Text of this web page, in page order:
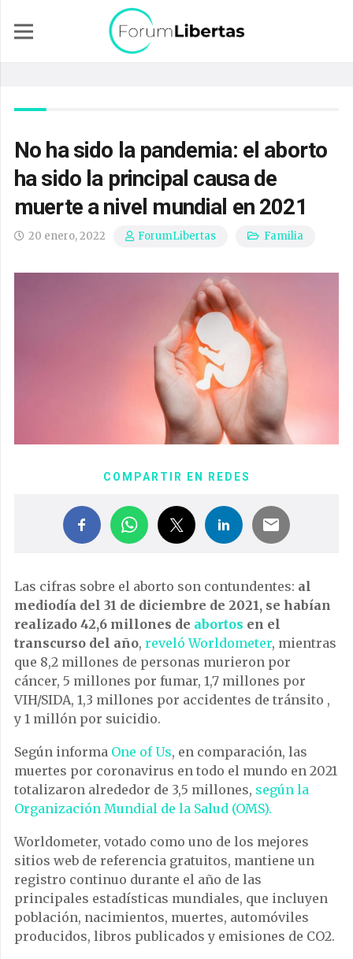
No ha sido la pandemia: el aborto
ha sido la principal causa de
muerte a nivel mundial en 2021
20 enero, 2022 ForumLibertas Familia
COMPARTIR EN REDES
Las cifras sobre el aborto son contundentes: al
mediodía del 31 de diciembre de 2021, se habían
realizado 42,6 millones de abortos en el
transcurso del año, reveló Worldometer, mientras
que 8,2 millones de personas murieron por
cáncer, 5 millones por fumar, 1,7 millones por
VIH/SIDA, 1,3 millones por accidentes de tránsito ,
y 1 millón por suicidio.
Según informa One of Us, en comparación, las
muertes por coronavirus en todo el mundo en 2021
totalizaron alrededor de 3,5 millones, según la
Organización Mundial de la Salud (OMS).
Worldometer, votado como uno de los mejores
sitios web de referencia gratuitos, mantiene un
registro continuo durante el año de las
principales estadísticas mundiales, que incluyen
población, nacimientos, muertes, automóviles
producidos, libros publicados y emisiones de CO2.